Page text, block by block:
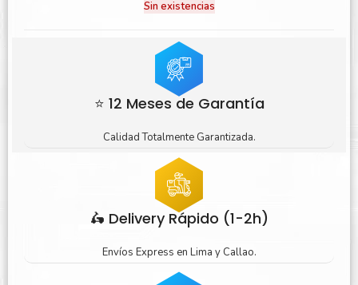
Sin existencias
⭐ 12 Meses de Garantía
Calidad Totalmente Garantizada.
🛵 Delivery Rápido (1-2h)
Envíos Express en Lima y Callao.